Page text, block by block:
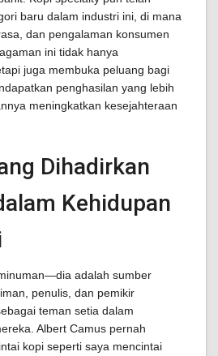
baru dalam industri ini, di mana
dan pengalaman konsumen
ini tidak hanya
juga membuka peluang bagi
penghasilan yang lebih
meningkatkan kesejahteraan
Dihadirkan
Kehidupan
adalah sumber
penulis, dan pemikir
teman setia dalam
Albert Camus pernah
kopi seperti saya mencintai